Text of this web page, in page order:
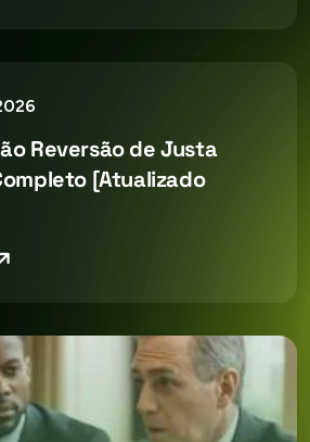
Reversão de Justa
[Atualizado